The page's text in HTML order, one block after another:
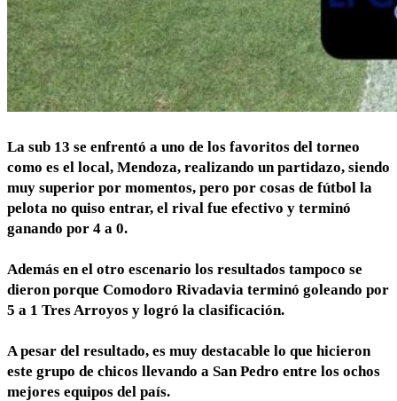
La sub 13 se enfrentó a uno de los favoritos del torneo
como es el local, Mendoza, realizando un partidazo, siendo
muy superior por momentos, pero por cosas de fútbol la
pelota no quiso entrar, el rival fue efectivo y terminó
ganando por 4 a 0.
Además en el otro escenario los resultados tampoco se
dieron porque Comodoro Rivadavia terminó goleando por
5 a 1 Tres Arroyos y logró la clasificación.
A pesar del resultado, es muy destacable lo que hicieron
este grupo de chicos llevando a San Pedro entre los ochos
mejores equipos del país.